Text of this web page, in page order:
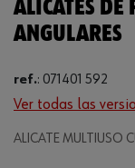
ALICATES DE
ANGULARES
ref.: 071401 592
Ver todas las
ALICATE MULTIUSO